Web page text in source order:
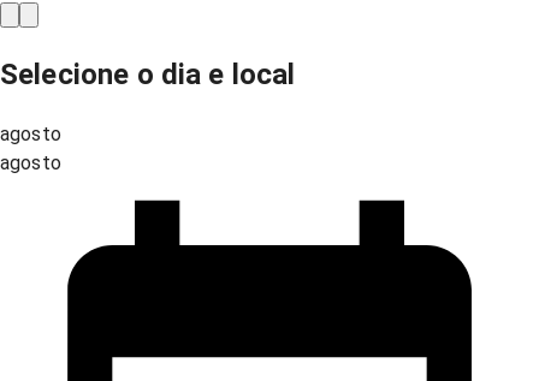
Selecione o dia e local
agosto
agosto